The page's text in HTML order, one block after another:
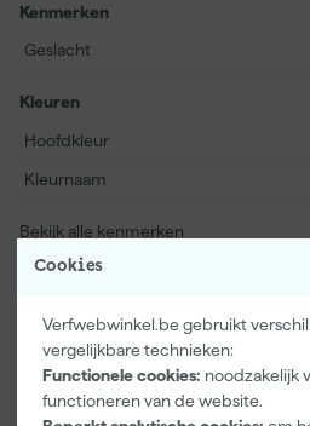
Cookies
Verfwebwinkel.be gebruikt
vergelijkbare technieken:
Functionele cookies: noodzakelijk
functioneren van de website.
klussen, monteren of tillen. Of je nu
locatie, met deze riem houd je je
Kenmerken
Geslacht
Kleuren
Hoofdkleur
Kleurnaam
Bekijk alle kenmerken
Onze Top 10